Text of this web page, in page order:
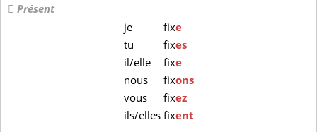
Présent
je
fixe
tu
fixes
il/elle
fixe
nous
fixons
vous
fixez
ils/elles fixent